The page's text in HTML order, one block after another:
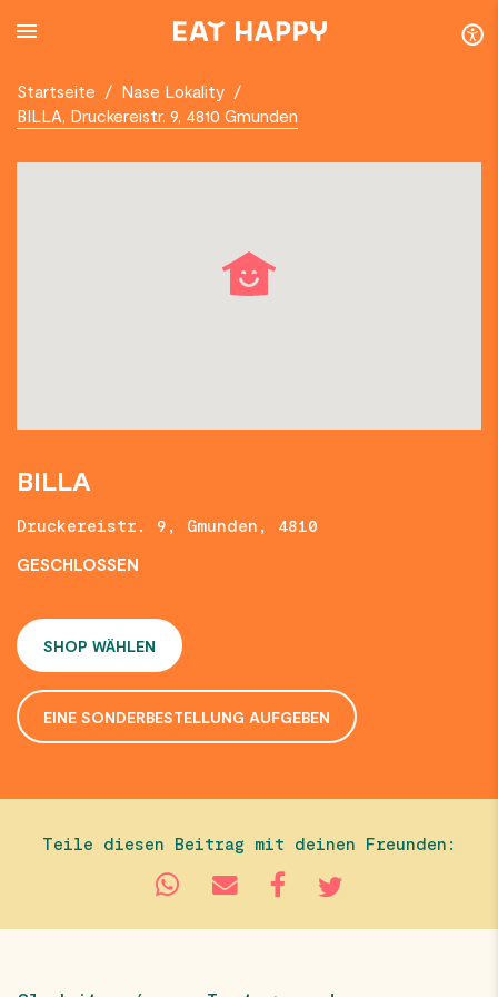
TO
Startseite / Nase Lokality /
BILLA, Druckereistr. 9, 4810 Gmunden
BILLA
Druckereistr. 9, Gmunden, 4810
GESCHLOSSEN
SHOP WÄHLEN
EINE SONDERBESTELLUNG AUFGEBEN
Teile diesen Beitrag mit deinen Freunden: